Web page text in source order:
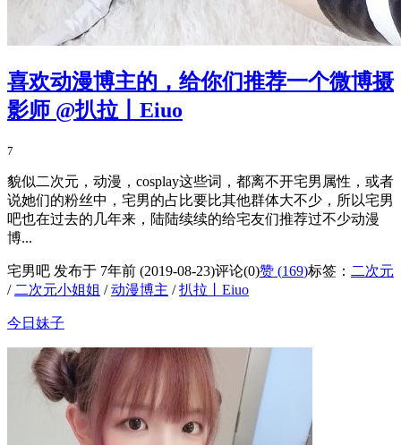
喜欢动漫博主的，给你们推荐一个微博摄
影师 @扒拉丨Eiuo
7
貌似二次元，动漫，cosplay这些词，都离不开宅男属性，或者
说她们的粉丝中，宅男的占比要比其他群体大不少，所以宅男
吧也在过去的几年来，陆陆续续的给宅友们推荐过不少动漫
博...
宅男吧 发布于 7年前 (2019-08-23)评论(0)赞 (169)标签： 二次元
/ 二次元小姐姐 /动漫博主 /扒拉丨Eiuo
今日妹子